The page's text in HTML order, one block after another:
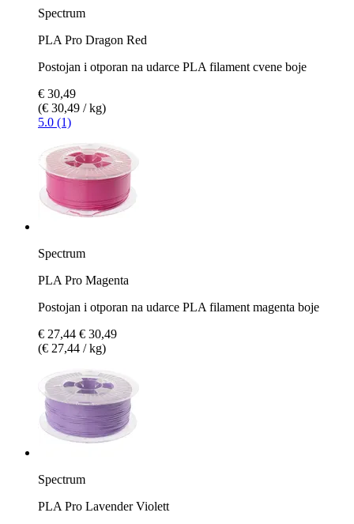
Spectrum
PLA Pro Dragon Red
Postojan i otporan na udarce PLA filament cvene boje
€ 30,49
(€ 30,49 / kg)
5.0 (1)
Spectrum
PLA Pro Magenta
Postojan i otporan na udarce PLA filament magenta boje
€ 27,44 € 30,49
(€ 27,44 / kg)
Spectrum
PLA Pro Lavender Violett